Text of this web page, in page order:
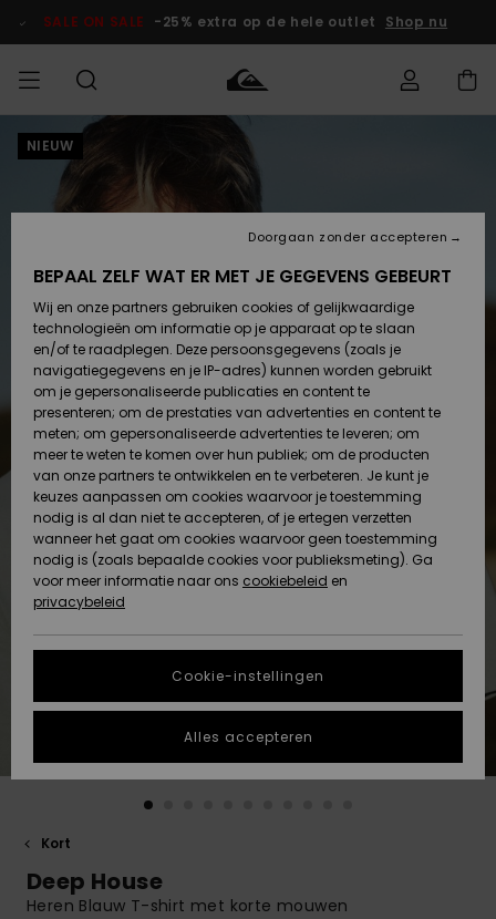
Productinformatie
SALE ON SALE -25% extra op de hele outlet Shop nu
HEREN Kleding
Accessoires
Schoenen &
Slippers
Surf /
Water
Snow
Nieuw
Highlights
JONGENS
Kleding
Accessoires
Schoenen &
Slippers
Surf /
Water
Sneeuw
Nieuw
Highlights
DAMES
Shop
Highlights
Snow
SURF
Heren Surf
Shop
Surf Shop
Highlights
Community
SNOW
Heren Snow
Shop
Snow Shop
Dames
Snow Shop
Highlights
Gemeenschap
SALE ON
SALE
HEREN
OUTLET
Kinderen
VROUW
OUTLET
Regio- En
Taalinstellingen
français
Toegang tot
mijn bestelling
Retouren
Betaling
Giftcard
Quiksilver
Freedom
Gegevensbescherming
gesprek om het
snelste
vraag te
krijgen.
de meest
DUURZAAMHEID
STORE LOCATOR
VERLANGLIJST
NIEUW
Kort
Deep House
Heren Blauw T-shirt met korte mouwen
BEPAAL ZELF WAT ER MET JE GEGEVENS GEBEURT
Wij en onze partners gebruiken cookies of gelijkwaardige
technologieën om informatie op je apparaat op te slaan
en/of te raadplegen. Deze persoonsgegevens (zoals je
navigatiegegevens en je IP-adres) kunnen worden gebruikt
om je gepersonaliseerde publicaties en content te
presenteren; om de prestaties van advertenties en content te
meten; om gepersonaliseerde advertenties te leveren; om
meer te weten te komen over hun publiek; om de producten
van onze partners te ontwikkelen en te verbeteren. Je kunt je
keuzes aanpassen om cookies waarvoor je toestemming
nodig is al dan niet te accepteren, of je ertegen verzetten
wanneer het gaat om cookies waarvoor geen toestemming
nodig is (zoals bepaalde cookies voor publieksmeting). Ga
voor meer informatie naar ons cookiebeleid en
privacybeleid
Cookie-instellingen
Doorgaan zonder accepteren
Alles accepteren